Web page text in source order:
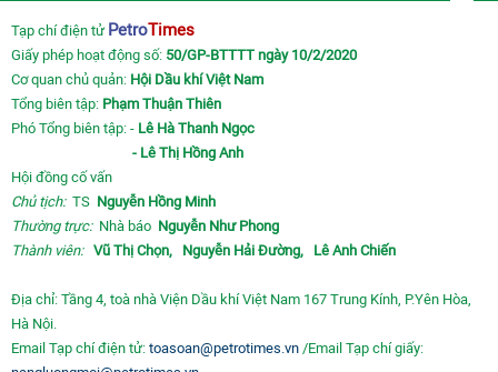
Tạp chí điện tử PetroTimes
Giấy phép hoạt động số: 50/GP-BTTTT ngày 10/2/2020
Cơ quan chủ quản: Hội Dầu khí Việt Nam
Tổng biên tập: Phạm Thuận Thiên
Phó Tổng biên tập: - Lê Hà Thanh Ngọc
- Lê Thị Hồng Anh
Hội đồng cố vấn
Chủ tịch:TS Nguyễn Hồng Minh
Thường trực: Nhà báo Nguyễn Như Phong
Thành viên: Vũ Thị Chọn, Nguyễn Hải Đường, Lê Anh Chiến
Địa chỉ: Tầng 4, toà nhà Viện Dầu khí Việt Nam 167 Trung Kính, P.Yên Hòa,
Hà Nội.
Email Tạp chí điện tử: toasoan@petrotimes.vn /Email Tạp chí giấy: